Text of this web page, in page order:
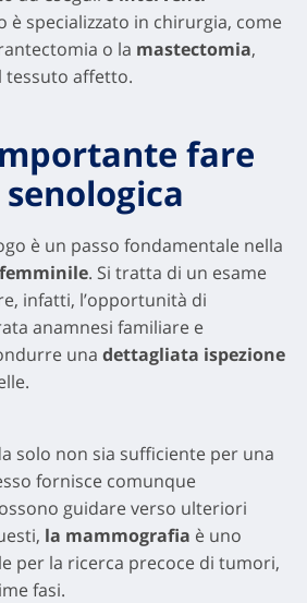
è specializzato in chirurgia, come
o la mastectomia,
tessuto affetto.
fare
è un passo fondamentale nella
. Si tratta di un esame
infatti, l’opportunità di
anamnesi familiare e
una dettagliata ispezione
solo non sia sufficiente per una
fornisce comunque
guidare verso ulteriori
la mammografia è uno
per la ricerca precoce di tumori,
fasi.